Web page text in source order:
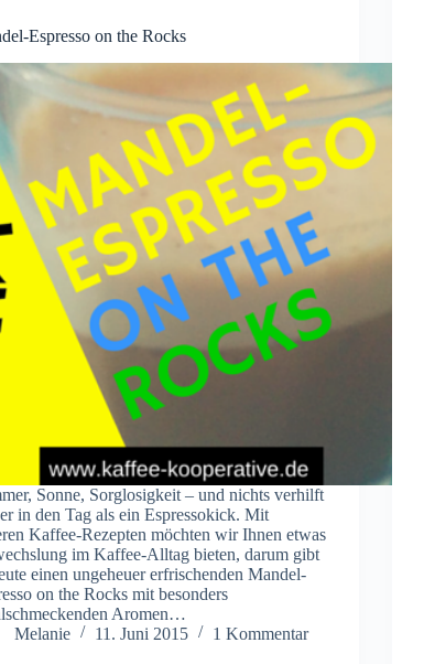
Espresso on the Rocks
Sonne, Sorglosigkeit – und nichts verhilft
in den Tag als ein Espressokick. Mit
Kaffee-Rezepten möchten wir Ihnen etwas
im Kaffee-Alltag bieten, darum gibt
einen ungeheuer erfrischenden Mandel-
on the Rocks mit besonders
Aromen…
Melanie
11. Juni 2015 1 Kommentar